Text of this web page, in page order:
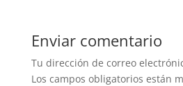
Enviar comentario
Tu dirección de correo
Los campos obligatorios están